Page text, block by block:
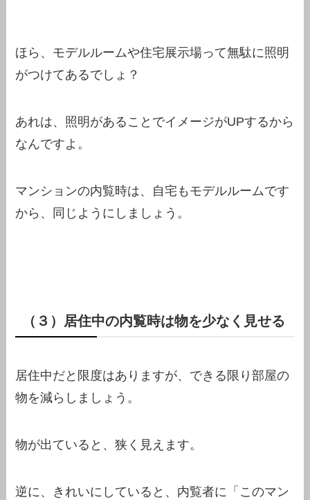
ほら、モデルルームや住宅展示場って無駄に照明
がつけてあるでしょ？
あれは、照明があることでイメージがUPするから
なんですよ。
マンションの内覧時は、自宅もモデルルームです
から、同じようにしましょう。
（３）居住中の内覧時は物を少なく見せる
居住中だと限度はありますが、できる限り部屋の
物を減らしましょう。
物が出ていると、狭く見えます。
逆に、きれいにしていると、内覧者に「このマン